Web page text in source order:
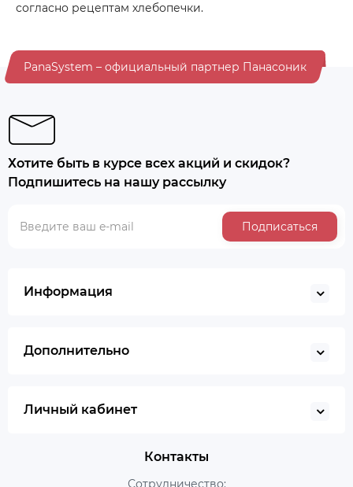
согласно рецептам хлебопечки.
PanaSystem – официальный партнер Панасоник
Хотите быть в курсе всех акций и скидок?
Подпишитесь на нашу рассылку
Подписаться
Информация
Дополнительно
Личный кабинет
Контакты
Сотрудничество: